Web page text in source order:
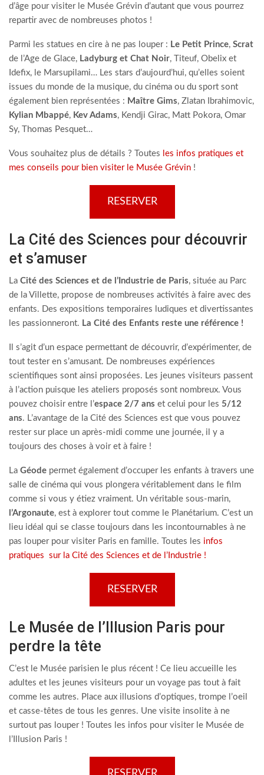
d’âge pour visiter le Musée Grévin d’autant que vous pourrez
repartir avec de nombreuses photos !
Parmi les statues en cire à ne pas louper : Le Petit Prince, Scrat
de l’Age de Glace, Ladyburg et Chat Noir, Titeuf, Obelix et
Idefix, le Marsupilami… Les stars d’aujourd’hui, qu’elles soient
issues du monde de la musique, du cinéma ou du sport sont
également bien représentées : Maître Gims, Zlatan Ibrahimovic,
Kylian Mbappé, Kev Adams, Kendji Girac, Matt Pokora, Omar
Sy, Thomas Pesquet…
Vous souhaitez plus de détails ? Toutes les infos pratiques et
mes conseils pour bien visiter le Musée Grévin !
RESERVER
La Cité des Sciences pour découvrir
et s’amuser
La Cité des Sciences et de l’Industrie de Paris, située au Parc
de la Villette, propose de nombreuses activités à faire avec des
enfants. Des expositions temporaires ludiques et divertissantes
les passionneront. La Cité des Enfants reste une référence !
Il s’agit d’un espace permettant de découvrir, d’expérimenter, de
tout tester en s’amusant. De nombreuses expériences
scientifiques sont ainsi proposées. Les jeunes visiteurs passent
à l’action puisque les ateliers proposés sont nombreux. Vous
pouvez choisir entre l’espace 2/7 ans et celui pour les 5/12
ans. L’avantage de la Cité des Sciences est que vous pouvez
rester sur place un après-midi comme une journée, il y a
toujours des choses à voir et à faire !
La Géode permet également d’occuper les enfants à travers une
salle de cinéma qui vous plongera véritablement dans le film
comme si vous y étiez vraiment. Un véritable sous-marin,
l’Argonaute, est à explorer tout comme le Planétarium. C’est un
lieu idéal qui se classe toujours dans les incontournables à ne
pas louper pour visiter Paris en famille. Toutes les infos
pratiques sur la Cité des Sciences et de l’Industrie !
RESERVER
Le Musée de l’Illusion Paris pour
perdre la tête
C’est le Musée parisien le plus récent ! Ce lieu accueille les
adultes et les jeunes visiteurs pour un voyage pas tout à fait
comme les autres. Place aux illusions d’optiques, trompe l’oeil
et casse-têtes de tous les genres. Une visite insolite à ne
surtout pas louper ! Toutes les infos pour visiter le Musée de
l’Illusion Paris !